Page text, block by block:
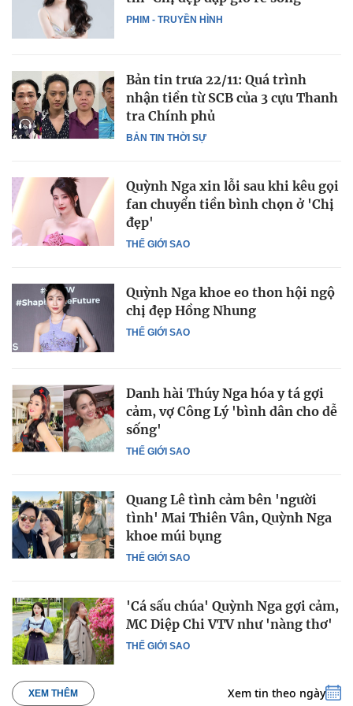
PHIM - TRUYỀN HÌNH
BẢN TIN THỜI SỰ
Bản tin trưa 22/11: Quá trình
nhận tiền từ SCB của 3 cựu Thanh
tra Chính phủ
THẾ GIỚI SAO
Quỳnh Nga xin lỗi sau khi kêu gọi
fan chuyển tiền bình chọn ở 'Chị
đẹp'
THẾ GIỚI SAO
Quỳnh Nga khoe eo thon hội ngộ
chị đẹp Hồng Nhung
THẾ GIỚI SAO
Danh hài Thúy Nga hóa y tá gợi
cảm, vợ Công Lý 'bình dân cho dễ
sống'
THẾ GIỚI SAO
Quang Lê tình cảm bên 'người
tình' Mai Thiên Vân, Quỳnh Nga
khoe múi bụng
THẾ GIỚI SAO
'Cá sấu chúa' Quỳnh Nga gợi cảm,
MC Diệp Chi VTV như 'nàng thơ'
XEM THÊM Xem tin theo ngày